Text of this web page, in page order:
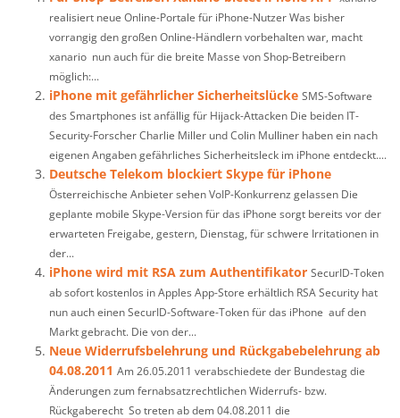
realisiert neue Online-Portale für iPhone-Nutzer Was bisher
vorrangig den großen Online-Händlern vorbehalten war, macht
xanario nun auch für die breite Masse von Shop-Betreibern
möglich:...
iPhone mit gefährlicher Sicherheitslücke SMS-Software
des Smartphones ist anfällig für Hijack-Attacken Die beiden IT-
Security-Forscher Charlie Miller und Colin Mulliner haben ein nach
eigenen Angaben gefährliches Sicherheitsleck im iPhone entdeckt....
Deutsche Telekom blockiert Skype für iPhone
Österreichische Anbieter sehen VoIP-Konkurrenz gelassen Die
geplante mobile Skype-Version für das iPhone sorgt bereits vor der
erwarteten Freigabe, gestern, Dienstag, für schwere Irritationen in
der...
iPhone wird mit RSA zum Authentifikator SecurID-Token
ab sofort kostenlos in Apples App-Store erhältlich RSA Security hat
nun auch einen SecurID-Software-Token für das iPhone auf den
Markt gebracht. Die von der...
Neue Widerrufsbelehrung und Rückgabebelehrung ab
04.08.2011 Am 26.05.2011 verabschiedete der Bundestag die
Änderungen zum fernabsatzrechtlichen Widerrufs- bzw.
Rückgaberecht So treten ab dem 04.08.2011 die